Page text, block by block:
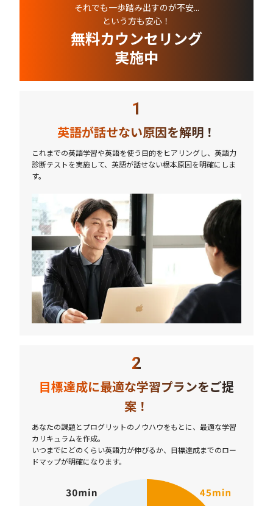
それでも一歩踏み出すのが不安...
という方も安心！
無料カウンセリング
実施中
1
英語が話せない原因を解明！
これまでの英語学習や英語を使う目的をヒアリングし、英語力
診断テストを実施して、英語が話せない根本原因を明確にしま
す。
2
目標達成に最適な学習プランをご提
案！
あなたの課題とプログリットのノウハウをもとに、最適な学習
カリキュラムを作成。
いつまでにどのくらい英語力が伸びるか、目標達成までのロー
ドマップが明確になります。